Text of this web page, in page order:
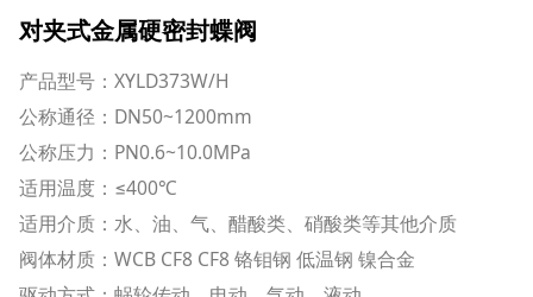
对夹式金属硬密封蝶阀
产品型号：XYLD373W/H
公称通径：DN50~1200mm
公称压力：PN0.6~10.0MPa
适用温度：≤400℃
适用介质：水、油、气、醋酸类、硝酸类等其他介质
阀体材质：WCB CF8 CF8 铬钼钢 低温钢 镍合金